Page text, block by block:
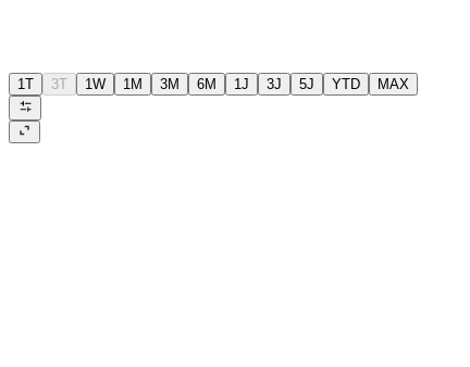
1T 3T 1W 1M 3M 6M 1J 3J 5J YTD MAX